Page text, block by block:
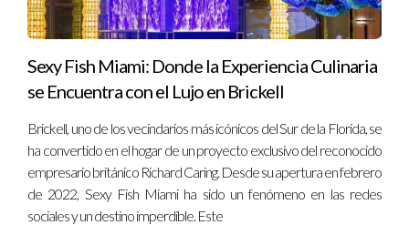
Es uno de esos trasplantes de Nueva York
que despegó casi de inmediato en Miami.
Para el Día de Acción de Gracias de este año
Sexy Fish Miami: Donde la Experiencia Culinaria
se Encuentra con el Lujo en Brickell
Brickell, uno de los vecindarios más icónicos del Sur de la Florida, se
ha convertido en el hogar de un proyecto exclusivo del reconocido
empresario británico Richard Caring. Desde su apertura en febrero
de 2022, Sexy Fish Miami ha sido un fenómeno en las redes
sociales y un destino imperdible. Este